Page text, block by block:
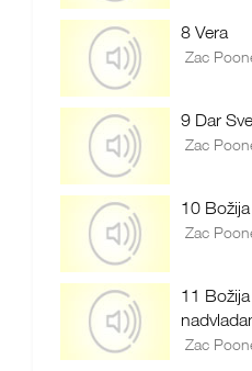
8 Vera
Zac
9 Dar
Zac
10
Zac
11
Zac